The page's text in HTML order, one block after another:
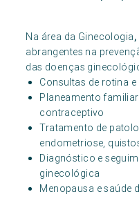
Na área da Ginecologia,
abrangentes na
das doenças
Consultas de rotina
Planeamento
contraceptivo
Tratamento de
endometriose,
Diagnóstico e
ginecológica
Menopausa e saúde